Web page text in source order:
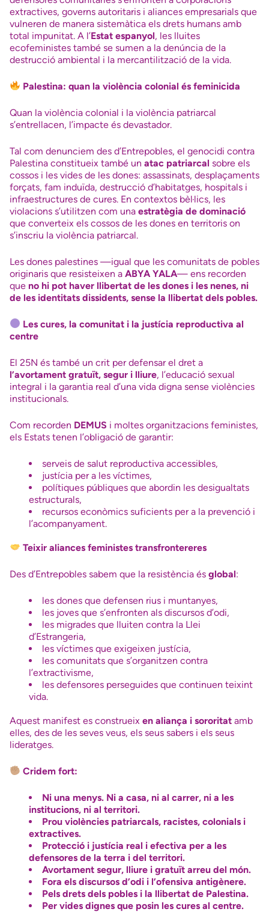
extractives, governs autoritaris i aliances empresarials que
vulneren de manera sistemàtica els drets humans amb
total impunitat. A l’Estat espanyol, les lluites
ecofeministes també se sumen a la denúncia de la
destrucció ambiental i la mercantilització de la vida.
Palestina: quan la violència colonial és feminicida
Quan la violència colonial i la violència patriarcal
s’entrellacen, l’impacte és devastador.
Tal com denunciem des d’Entrepobles, el genocidi contra
Palestina constitueix també un atac patriarcal sobre els
cossos i les vides de les dones: assassinats, desplaçaments
forçats, fam induïda, destrucció d’habitatges, hospitals i
infraestructures de cures. En contextos bèl·lics, les
violacions s’utilitzen com una estratègia de dominació
que converteix els cossos de les dones en territoris on
s’inscriu la violència patriarcal.
Les dones palestines —igual que les comunitats de pobles
originaris que resisteixen a ABYA YALA— ens recorden
que no hi pot haver llibertat de les dones i les nenes, ni
de les identitats dissidents, sense la llibertat dels pobles.
Les cures, la comunitat i la justícia reproductiva al
centre
El 25N és també un crit per defensar el dret a
l’avortament gratuït, segur i lliure, l’educació sexual
integral i la garantia real d’una vida digna sense violències
institucionals.
Com recorden DEMUS i moltes organitzacions feministes,
els Estats tenen l’obligació de garantir:
serveis de salut reproductiva accessibles,
justícia per a les víctimes,
polítiques públiques que abordin les desigualtats
estructurals,
recursos econòmics suficients per a la prevenció i
l’acompanyament.
Teixir aliances feministes transfrontereres
Des d’Entrepobles sabem que la resistència és global:
les dones que defensen rius i muntanyes,
les joves que s’enfronten als discursos d’odi,
les migrades que lluiten contra la Llei
d’Estrangeria,
les víctimes que exigeixen justícia,
les comunitats que s’organitzen contra
l’extractivisme,
les defensores perseguides que continuen teixint
vida.
Aquest manifest es construeix en aliança i sororitat amb
elles, des de les seves veus, els seus sabers i els seus
lideratges.
Cridem fort:
Ni una menys. Ni a casa, ni al carrer, ni a les
institucions, ni al territori.
Prou violències patriarcals, racistes, colonials i
extractives.
Protecció i justícia real i efectiva per a les
defensores de la terra i del territori.
Avortament segur, lliure i gratuït arreu del món.
Fora els discursos d’odi i l’ofensiva antigènere.
Pels drets dels pobles i la llibertat de Palestina.
Per vides dignes que posin les cures al centre.